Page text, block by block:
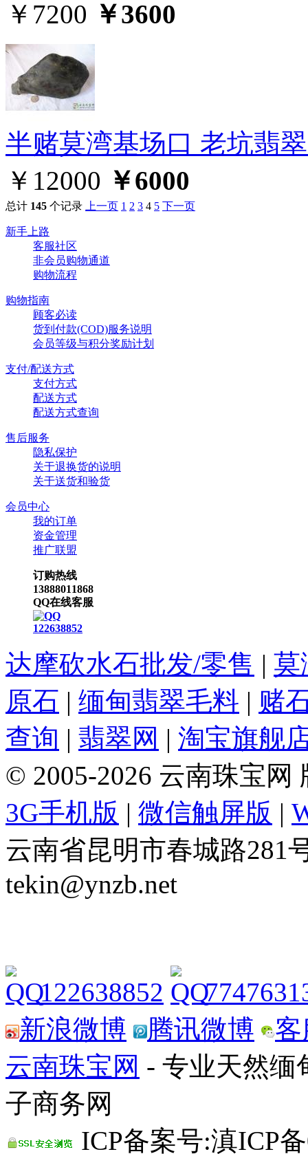
￥7200 ￥3600
半赌莫湾基场口 老坑翡
￥12000 ￥6000
总计 145 个记录 上一页 1 2 3 4 5 下一页
新手上路
客服社区
非会员购物通道
购物流程
购物指南
顾客必读
货到付款(COD)服务说明
会员等级与积分奖励计划
支付/配送方式
支付方式
配送方式
配送方式查询
售后服务
隐私保护
关于退换货的说明
关于送货和验货
会员中心
我的订单
资金管理
推广联盟
订购热线
13888011868
QQ在线客服
122638852
达摩砍水石批发/零售 | 莫
原石 | 缅甸翡翠毛料 | 赌
查询 | 翡翠网 | 淘宝旗舰
© 2005-2026 云南珠宝网
3G手机版 | 微信触屏版 |
云南省昆明市春城路281
tekin@ynzb.net
122638852
新浪微博
腾讯微博
云南珠宝网 - 专业天然缅
子商务网
ICP备案号:滇ICP